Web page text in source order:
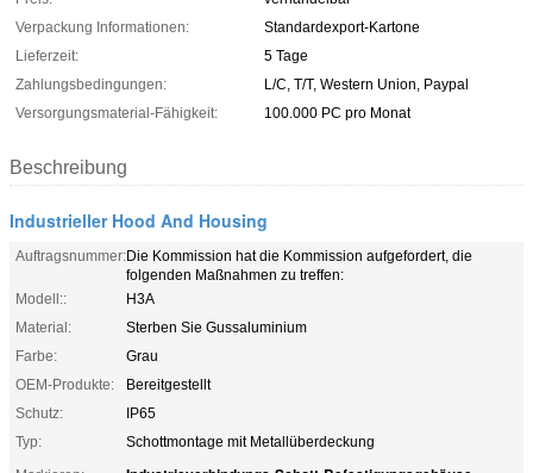
Verpackung Informationen:
Standardexport-Kartone
Lieferzeit:
5 Tage
Zahlungsbedingungen:
L/C, T/T, Western Union, Paypal
Versorgungsmaterial-Fähigkeit:
100.000 PC pro Monat
Beschreibung
Industrieller Hood And Housing
Auftragsnummer:Die Kommission hat die Kommission aufgefordert, die
folgenden Maßnahmen zu treffen:
Modell::
H3A
Material:
Sterben Sie Gussaluminium
Farbe:
Grau
OEM-Produkte:
Bereitgestellt
Schutz:
IP65
Typ:
Schottmontage mit Metallüberdeckung